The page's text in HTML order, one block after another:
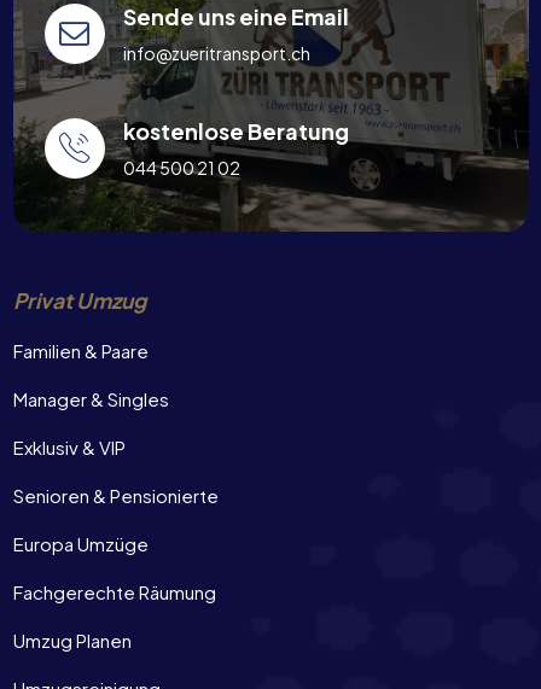
Sende uns eine Email
info@zueritransport.ch
kostenlose Beratung
044 500 21 02
Privat Umzug
Familien & Paare
Manager & Singles
Exklusiv & VIP
Senioren & Pensionierte
Europa Umzüge
Fachgerechte Räumung
Umzug Planen